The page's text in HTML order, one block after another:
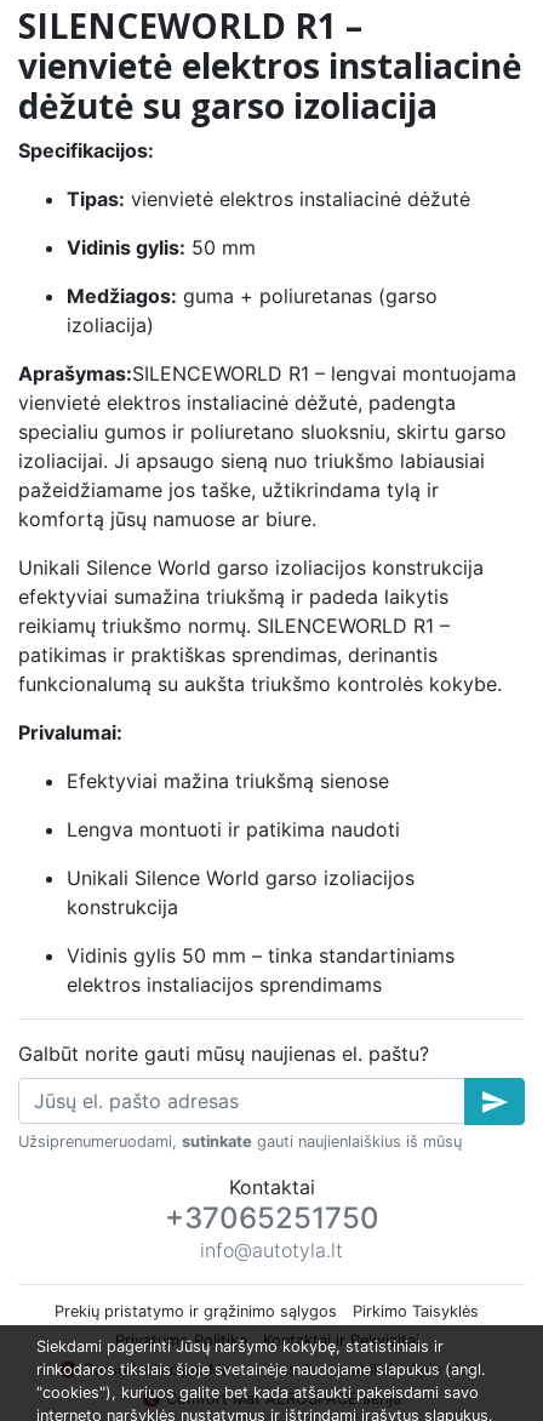
SILENCEWORLD R1 –
vienvietė elektros instaliacinė
dėžutė su garso izoliacija
Specifikacijos:
Tipas: vienvietė elektros instaliacinė dėžutė
Vidinis gylis: 50 mm
Medžiagos: guma + poliuretanas (garso
izoliacija)
Aprašymas:SILENCEWORLD R1 – lengvai montuojama
vienvietė elektros instaliacinė dėžutė, padengta
specialiu gumos ir poliuretano sluoksniu, skirtu garso
izoliacijai. Ji apsaugo sieną nuo triukšmo labiausiai
pažeidžiamame jos taške, užtikrindama tylą ir
komfortą jūsų namuose ar biure.
Unikali Silence World garso izoliacijos konstrukcija
efektyviai sumažina triukšmą ir padeda laikytis
reikiamų triukšmo normų. SILENCEWORLD R1 –
patikimas ir praktiškas sprendimas, derinantis
funkcionalumą su aukšta triukšmo kontrolės kokybe.
Privalumai:
Efektyviai mažina triukšmą sienose
Lengva montuoti ir patikima naudoti
Unikali Silence World garso izoliacijos
konstrukcija
Vidinis gylis 50 mm – tinka standartiniams
elektros instaliacijos sprendimams
Galbūt norite gauti mūsų naujienas el. paštu?
send
Užsiprenumeruodami, sutinkate gauti naujienlaiškius iš mūsų
Kontaktai
+37065251750
info@autotyla.lt
Prekių pristatymo ir grąžinimo sąlygos
Pirkimo Taisyklės
Privatumo Politika
Kontaktai ir Rekvizitai
🔇 Garso Izoliacijos Montavimas Automobiliui
Apie Mus
🔇 Comfort Mat AEROSPACE serija
Siekdami pagerinti Jūsų naršymo kokybę, statistiniais ir
rinkodaros tikslais šioje svetainėje naudojame slapukus (angl.
"cookies"), kuriuos galite bet kada atšaukti pakeisdami savo
interneto naršyklės nustatymus ir ištrindami įrašytus slapukus.